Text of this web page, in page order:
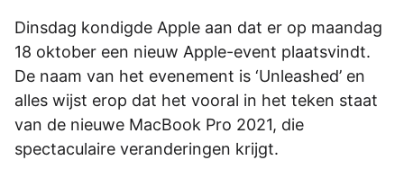
Dinsdag kondigde Apple aan dat er op maandag
18 oktober een nieuw Apple-event plaatsvindt.
De naam van het evenement is ‘Unleashed’ en
alles wijst erop dat het vooral in het teken staat
van de nieuwe MacBook Pro 2021, die
spectaculaire veranderingen krijgt.